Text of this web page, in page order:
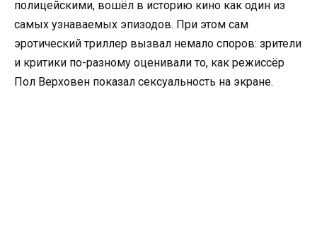
полицейскими, вошёл в историю кино как один из
самых узнаваемых эпизодов. При этом сам
эротический триллер вызвал немало споров: зрители
и критики по-разному оценивали то, как режиссёр
Пол Верховен показал сексуальность на экране.